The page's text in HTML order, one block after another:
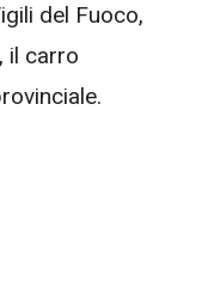
del Fuoco,
il carro